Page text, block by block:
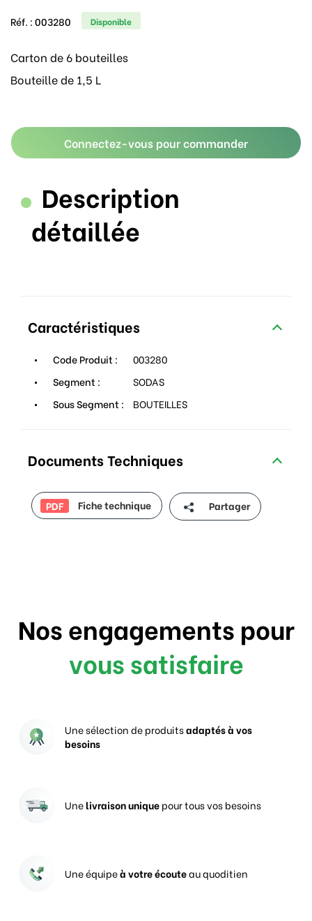
Réf. :003280 Disponible
Carton de 6 bouteilles
Bouteille de 1,5 L
Connectez-vous pour commander
Description
détaillée
Caractéristiques
Code Produit :
003280
Segment :
SODAS
Sous Segment :
BOUTEILLES
Documents Techniques
PDF Fiche technique Partager
Nos engagements pour
vous satisfaire
Une sélection de produitsadaptés à vos
besoins
Unelivraison uniquepour tous vos besoins
Une équipeà votre écouteau quoditien